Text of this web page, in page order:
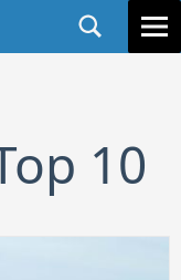
10